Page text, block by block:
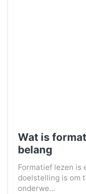
Wat is
belang
Formatief lezen is
doelstelling is om
onderwe...